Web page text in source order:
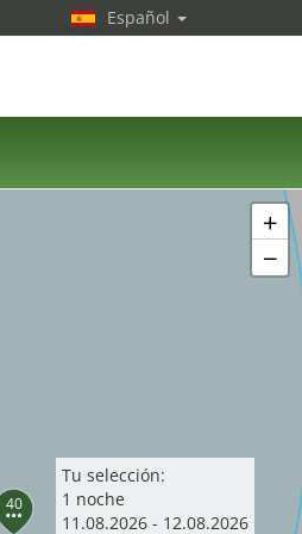
40
+
−
Tu selección:
1 noche
11 .08.2026 - 12.08.2026
Español